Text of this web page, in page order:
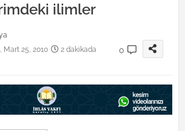
ilimler
Mart 25, 2010
2 dakikada
0